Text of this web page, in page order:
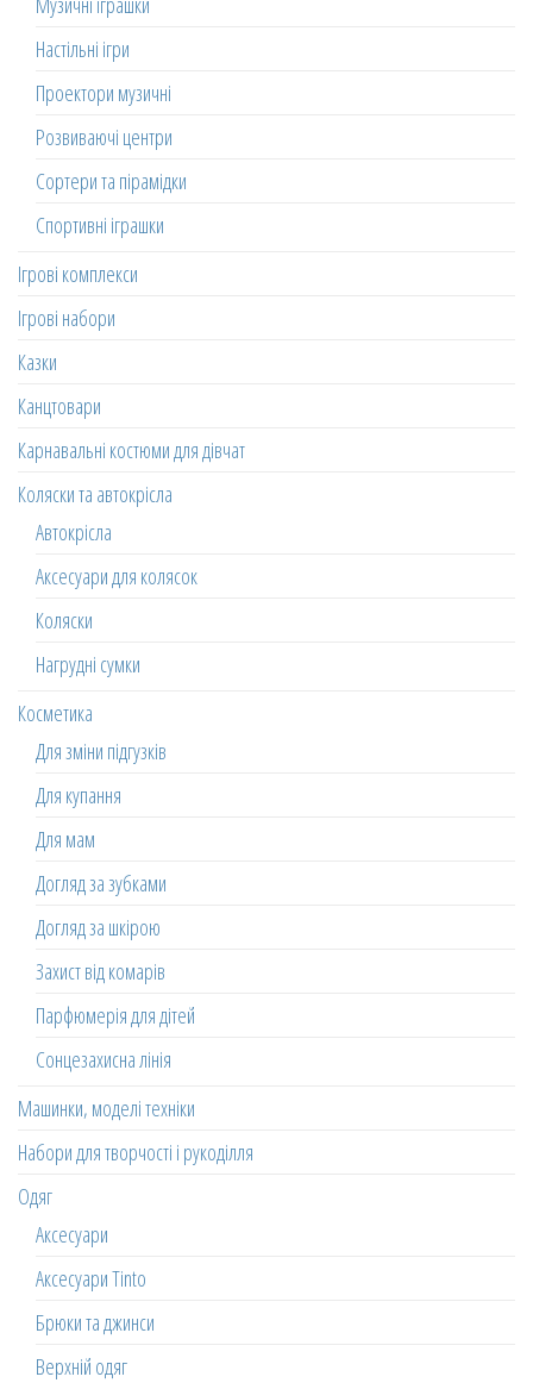
Настільні ігри
Проектори музичні
Розвиваючі центри
Сортери та пірамідки
Спортивні іграшки
Ігрові комплекси
Ігрові набори
Казки
Канцтовари
Карнавальні костюми для дівчат
Коляски та автокрісла
Автокрісла
Аксесуари для колясок
Коляски
Нагрудні сумки
Косметика
Для зміни підгузків
Для купання
Для мам
Догляд за зубками
Догляд за шкірою
Захист від комарів
Парфюмерія для дітей
Сонцезахисна лінія
Машинки, моделі техніки
Набори для творчості і рукоділля
Одяг
Аксесуари
Аксесуари Tinto
Брюки та джинси
Верхній одяг